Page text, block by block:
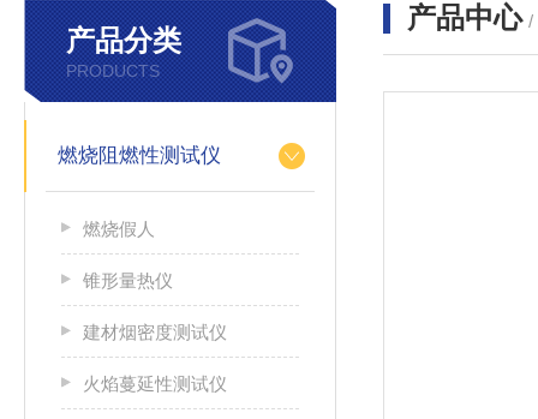
产品分类
PRODUCTS
燃烧阻燃性测试仪
燃烧假人
锥形量热仪
建材烟密度测试仪
火焰蔓延性测试仪
产品中心 /